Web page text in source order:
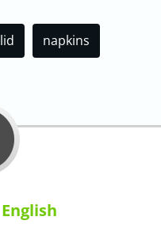
lid napkins
English